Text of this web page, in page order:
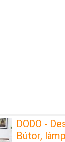
DODO -
Bútor,